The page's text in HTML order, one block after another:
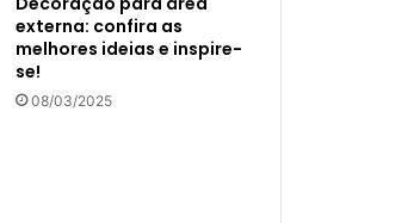
externa: confira as
melhores ideias e inspire-
se!
08/03/2025